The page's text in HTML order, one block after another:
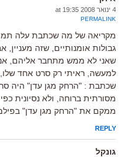
4 ינואר 2008 at 19:35
PERMALINK
מקריאה של מה שכתבת עלה
גבולות אומנותיים, שזה
שאני לא ממש מתחבר אליהם,
למעשה, ראיתי רק סרט אחד
שכתבת : "הרחק מגן עדן" היה
מסורתית ברוחה, ולא נסיונית
ממקם את "הרחק מגן עדן"
REPLY
גונקל